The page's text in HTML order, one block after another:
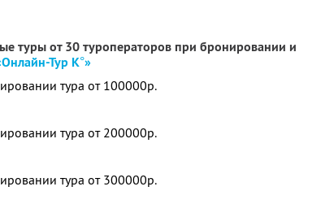
туры от 30 туроператоров при бронировании и
Тур К°»
тура от 100000р.
тура от 200000р.
тура от 300000р.